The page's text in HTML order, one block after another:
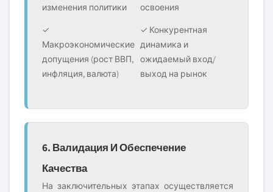
изменения политики
освоения
✓
Макроэкономические
допущения (рост ВВП,
инфляция, валюта)
✓ Конкурентная
динамика и
ожидаемый вход/
выход на рынок
6. Валидация И Обеспечение
Качества
На заключительных этапах осуществляется